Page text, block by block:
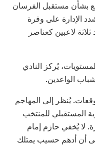
بشأن مستقبل الفرسان
الإدارة على وفرة
لاعبين كعناصر
يُركز النادي
الواعدين.
يُنظر إلى المهاجم
المستقبلي للمنتخب
لا يُخفي حازم إمام
أن أدهم حسيب يمتلك